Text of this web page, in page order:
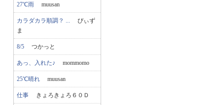
27℃雨 muusan
カラダカラ順調？ ... ぴぃず
ま
8/5 つかっと
あっ、入れた♪ mommomo
25℃晴れ muusan
仕事 きょろきょろ６０Ｄ